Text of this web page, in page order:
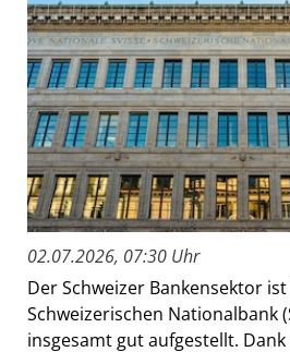
02.07.2026, 07:30 Uhr
Der Schweizer Bankensektor
Schweizerischen Nationalbank
insgesamt gut aufgestellt.